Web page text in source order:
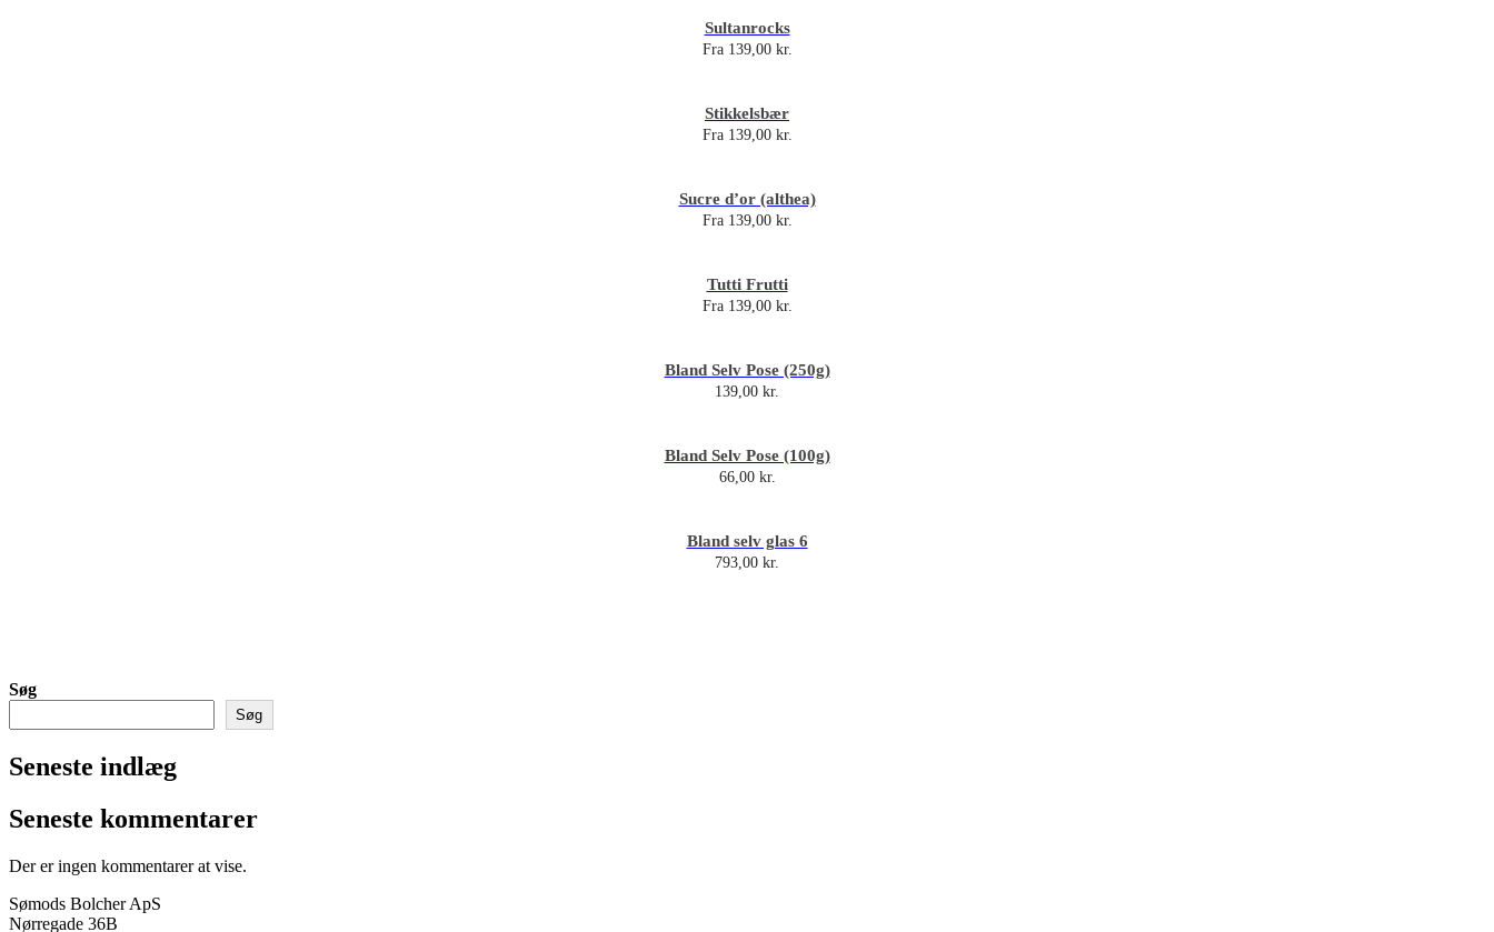
Sultanrocks
Fra 139,00 kr.
Stikkelsbær
Fra 139,00 kr.
Sucre d’or (althea)
Fra 139,00 kr.
Tutti Frutti
Fra 139,00 kr.
Bland Selv Pose (250g)
139,00 kr.
Bland Selv Pose (100g)
66,00 kr.
Bland selv glas 6
793,00 kr.
Søg
Søg
Seneste indlæg
Seneste kommentarer
Der er ingen kommentarer at vise.
Sømods Bolcher ApS
Nørregade 36B